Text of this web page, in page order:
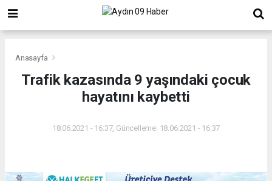
Anasayfa
Trafik kazasında 9 yaşındaki çocuk
hayatını kaybetti
18.06.2021 - 16:37, Güncelleme: 18.06.2021 - 16:37